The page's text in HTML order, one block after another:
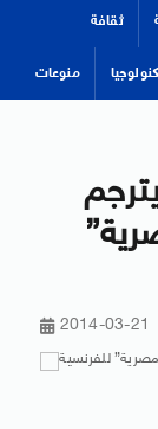
ثقافة
منوعات
2014-03-21